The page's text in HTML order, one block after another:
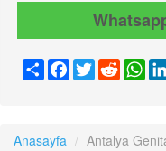
ShareFacebook
TwitterReddit
Anasayfa Antalya